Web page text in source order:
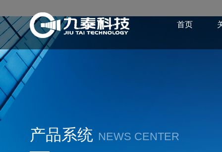
首页
产品系统 NEWS CENTER